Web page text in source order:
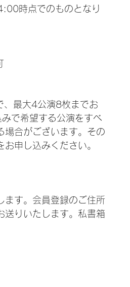
時点でのものとなり
、最大4公演8枚までお
で希望する公演をすべ
場合がございます。その
申し込みください。
ます。会員登録のご住所
送りいたします。私書箱